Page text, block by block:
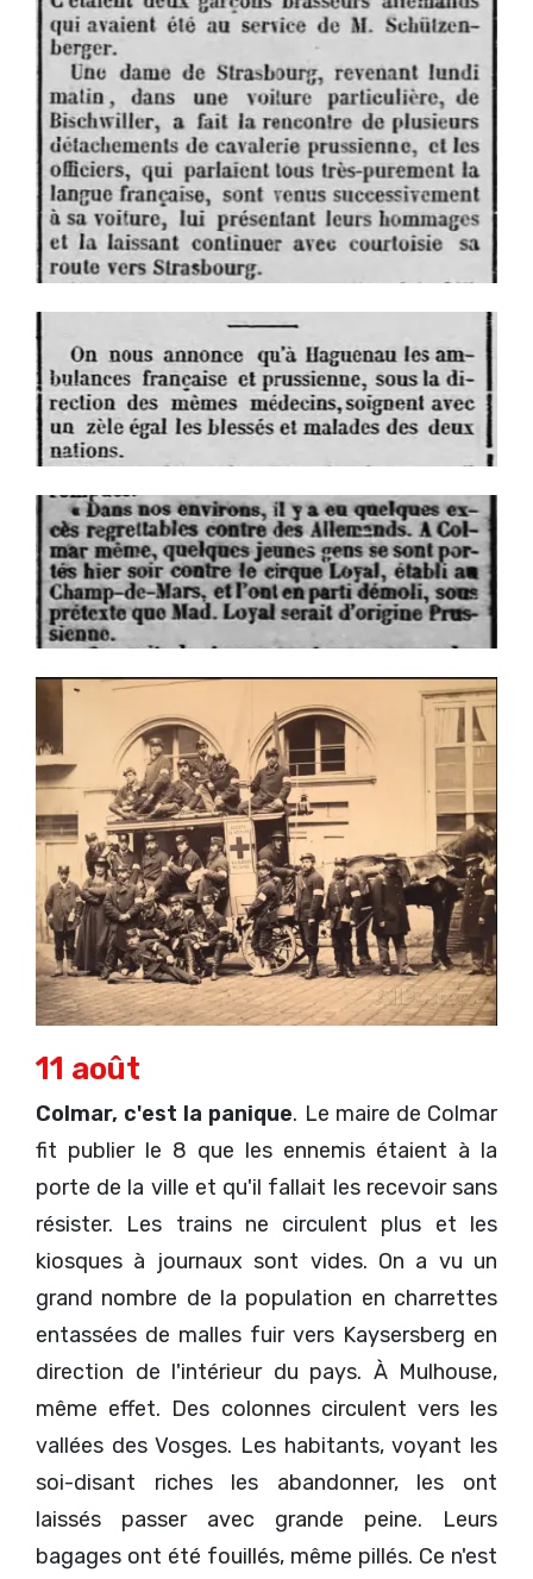
11 août
Colmar, c'est la panique. Le maire de Colmar
fit publier le 8 que les ennemis étaient à la
porte de la ville et qu'il fallait les recevoir sans
résister. Les trains ne circulent plus et les
kiosques à journaux sont vides. On a vu un
grand nombre de la population en charrettes
entassées de malles fuir vers Kaysersberg en
direction de l'intérieur du pays. À Mulhouse,
même effet. Des colonnes circulent vers les
vallées des Vosges. Les habitants, voyant les
soi-disant riches les abandonner, les ont
laissés passer avec grande peine. Leurs
bagages ont été fouillés, même pillés. Ce n'est